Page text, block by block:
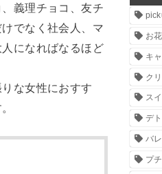
義理チョコ、友チ
でなく社会人、マ
になればなるほど
な女性におすす
お
キ
ク
ス
デ
バ
プ